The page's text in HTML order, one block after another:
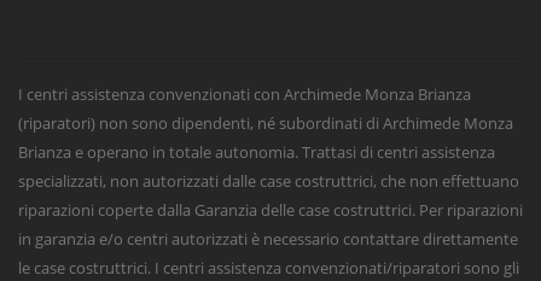
I centri assistenza convenzionati con Archimede Monza Brianza
(riparatori) non sono dipendenti, né subordinati di Archimede Monza
Brianza e operano in totale autonomia. Trattasi di centri assistenza
specializzati, non autorizzati dalle case costruttrici, che non effettuano
riparazioni coperte dalla Garanzia delle case costruttrici. Per riparazioni
in garanzia e/o centri autorizzati è necessario contattare direttamente
le case costruttrici. I centri assistenza convenzionati/riparatori sono gli